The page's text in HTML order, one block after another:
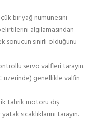
bir yağ numunesini
algılamasından
sınırlı olduğunu
servo valfleri tarayın.
üzerinde) genellikle valfin
tahrik motoru dış
sıcaklıklarını tarayın.